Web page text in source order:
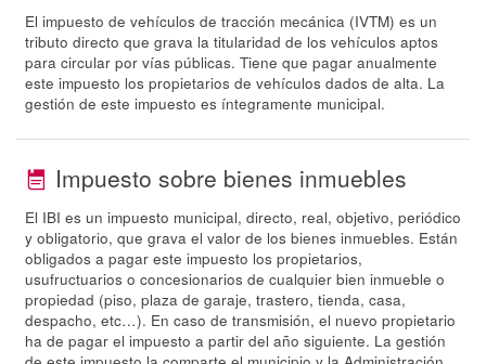
El impuesto de vehículos de tracción mecánica (IVTM) es un
tributo directo que grava la titularidad de los vehículos aptos
para circular por vías públicas. Tiene que pagar anualmente
este impuesto los propietarios de vehículos dados de alta. La
gestión de este impuesto es íntegramente municipal.
Impuesto sobre bienes inmuebles
El IBI es un impuesto municipal, directo, real, objetivo, periódico
y obligatorio, que grava el valor de los bienes inmuebles. Están
obligados a pagar este impuesto los propietarios,
usufructuarios o concesionarios de cualquier bien inmueble o
propiedad (piso, plaza de garaje, trastero, tienda, casa,
despacho, etc…). En caso de transmisión, el nuevo propietario
ha de pagar el impuesto a partir del año siguiente. La gestión